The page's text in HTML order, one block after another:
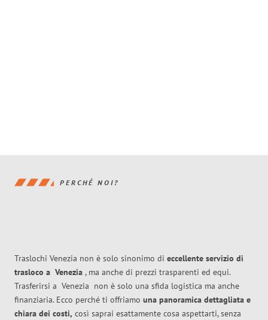
PERCHÉ NOI?
Traslochi Venezia non è solo sinonimo di eccellente servizio di
trasloco a Venezia , ma anche di prezzi trasparenti ed equi.
Trasferirsi a Venezia non è solo una sfida logistica ma anche
finanziaria. Ecco perché ti offriamo una panoramica dettagliata e
chiara dei costi, così saprai esattamente cosa aspettarti, senza